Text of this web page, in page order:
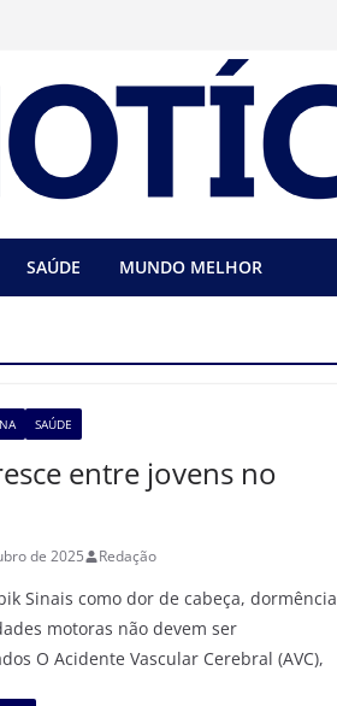
SAÚDE MUNDO MELHOR
SAÚDE
entre jovens no
de 2025 Redação
Sinais como dor de cabeça, dormência
motoras não devem ser
O Acidente Vascular Cerebral (AVC),